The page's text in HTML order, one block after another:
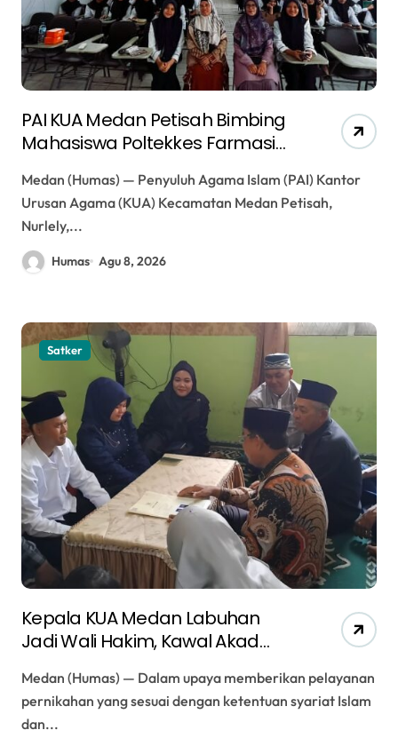
PAI KUA Medan Petisah Bimbing
Mahasiswa Poltekkes Farmasi
Ketaatan dalam Islam
Medan (Humas) — Penyuluh Agama Islam (PAI) Kantor
Urusan Agama (KUA) Kecamatan Medan Petisah,
Nurlely,...
Humas Agu 8, 2026
Satker
Kepala KUA Medan Labuhan
Jadi Wali Hakim, Kawal Akad
Medan (Humas) — Dalam upaya memberikan pelayanan
pernikahan yang sesuai dengan ketentuan syariat Islam
dan...